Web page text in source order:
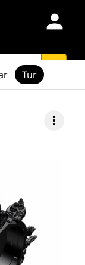
person
more_vert
Tur